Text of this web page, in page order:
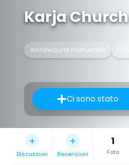
Karja Church
Architectural monument
Ci sono stato
Discussion Recensioni
1
Foto